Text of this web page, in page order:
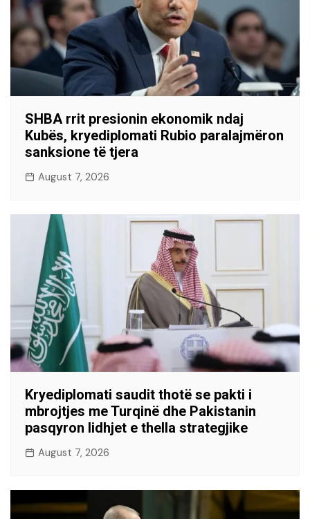
SHBA rrit presionin ekonomik ndaj
Kubës, kryediplomati Rubio paralajmëron
sanksione të tjera
August 7, 2026
Kryediplomati saudit thotë se pakti i
mbrojtjes me Turqinë dhe Pakistanin
pasqyron lidhjet e thella strategjike
August 7, 2026